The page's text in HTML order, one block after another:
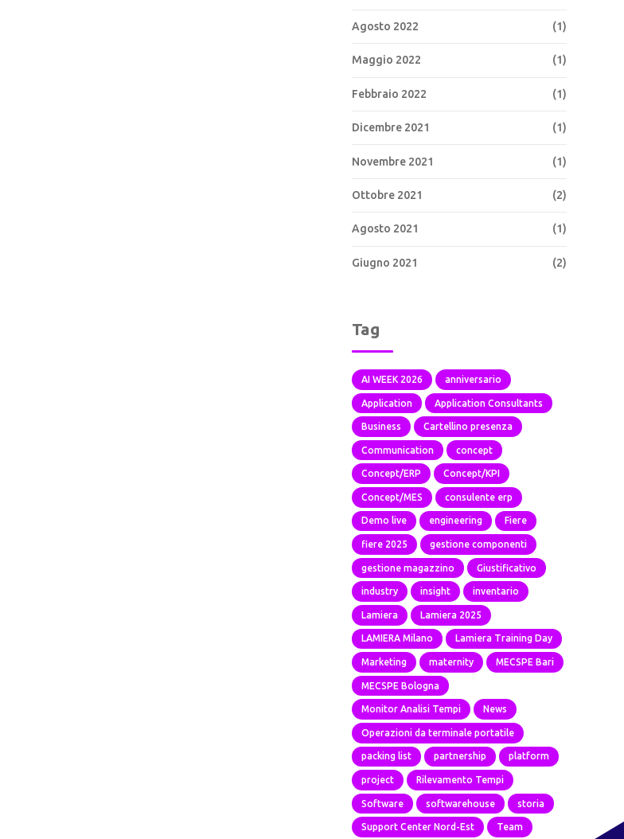
Agosto 2022 (1)
Maggio 2022 (1)
Febbraio 2022 (1)
Dicembre 2021 (1)
Novembre 2021 (1)
Ottobre 2021 (2)
Agosto 2021 (1)
Giugno 2021 (2)
Tag
AI WEEK 2026 anniversario
Application Application Consultants
Business Cartellino presenza
Communication concept
Concept/ERP Concept/KPI
Concept/MES consulente erp
Demo live engineering Fiere
fiere 2025 gestione componenti
gestione magazzino Giustificativo
industry insight inventario
Lamiera Lamiera 2025
LAMIERA Milano Lamiera Training Day
Marketing maternity MECSPE Bari
MECSPE Bologna
Monitor Analisi Tempi News
Operazioni da terminale portatile
packing list partnership platform
project Rilevamento Tempi
Software softwarehouse storia
Support Center Nord-Est Team